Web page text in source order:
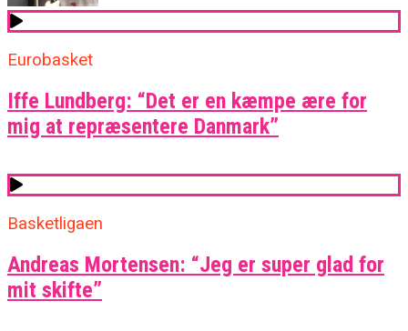
Eurobasket
Iffe Lundberg: “Det er en kæmpe ære for
mig at repræsentere Danmark”
Basketligaen
Andreas Mortensen: “Jeg er super glad for
mit skifte”